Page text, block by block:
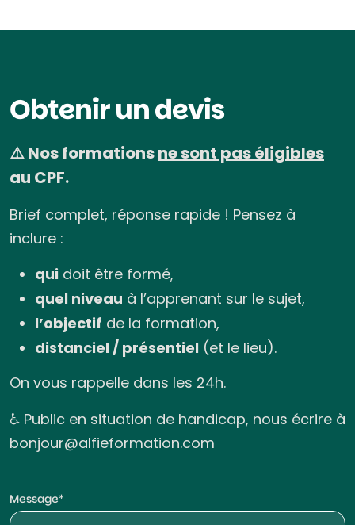
Obtenir un devis
⚠️ Nos formationsne sont pas éligibles
au CPF.
Brief complet, réponse rapide ! Pensez à
inclure :
qui doit être formé,
quel niveau à l’apprenant sur le sujet,
l’objectif de la formation,
distanciel / présentiel (et le lieu).
On vous rappelle dans les 24h.
♿ Public en situation de handicap, nous écrire à
bonjour@alfieformation.com
Message